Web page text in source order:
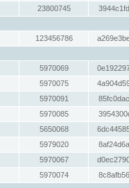
23800745
123456786
5970069
5970075
5970091
5970085
5650068
5979020
5970067
5970074